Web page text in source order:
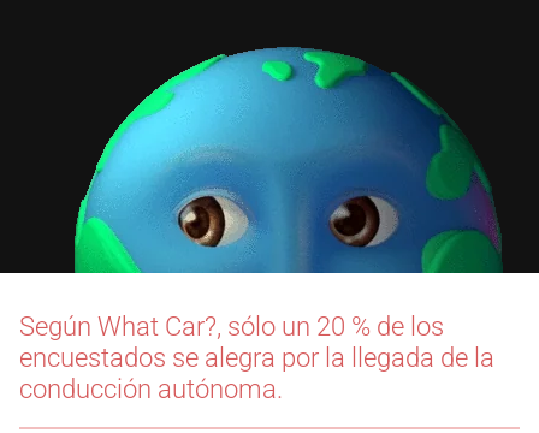
Según What Car?, sólo un 20 % de los
encuestados se alegra por la llegada de la
conducción autónoma.